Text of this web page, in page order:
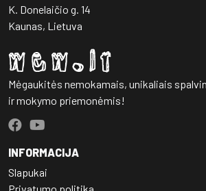
K. Donelaičio g. 14
Kaunas, Lietuva
Mėgaukitės nemokamais, unikaliais
ir mokymo priemonėmis!
INFORMACIJA
Slapukai